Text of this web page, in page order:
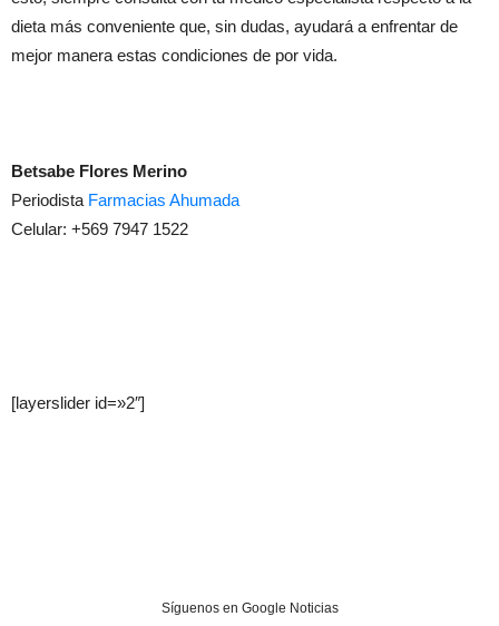
dieta más conveniente que, sin dudas, ayudará a enfrentar de
mejor manera estas condiciones de por vida.
Betsabe Flores Merino
Periodista Farmacias Ahumada
Celular: +569 7947 1522
[layerslider id=»2″]
Síguenos en Google Noticias